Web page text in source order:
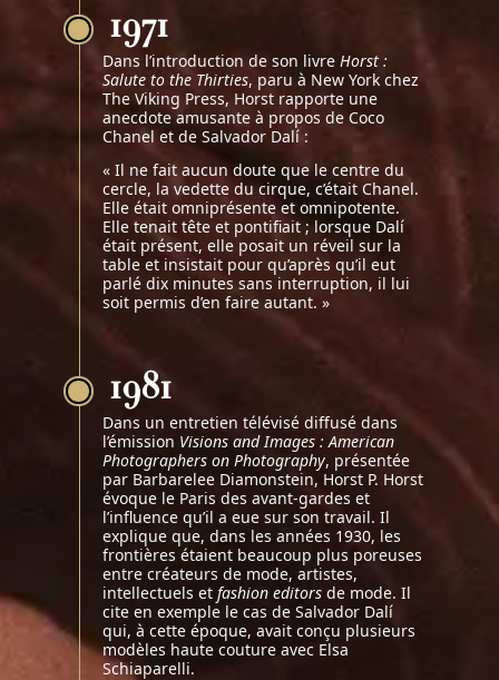
1971
Dans l’introduction de son livre Horst :
Salute to the Thirties, paru à New York chez
The Viking Press, Horst rapporte une
anecdote amusante à propos de Coco
Chanel et de Salvador Dalí :
« Il ne fait aucun doute que le centre du
cercle, la vedette du cirque, c’était Chanel.
Elle était omniprésente et omnipotente.
Elle tenait tête et pontifiait ; lorsque Dalí
était présent, elle posait un réveil sur la
table et insistait pour qu’après qu’il eut
parlé dix minutes sans interruption, il lui
soit permis d’en faire autant. »
1981
Dans un entretien télévisé diffusé dans
l’émission Visions and Images : American
Photographers on Photography, présentée
par Barbarelee Diamonstein, Horst P. Horst
évoque le Paris des avant-gardes et
l’influence qu’il a eue sur son travail. Il
explique que, dans les années 1930, les
frontières étaient beaucoup plus poreuses
entre créateurs de mode, artistes,
intellectuels et fashion editorsde mode. Il
cite en exemple le cas de Salvador Dalí
qui, à cette époque, avait conçu plusieurs
modèles haute couture avec Elsa
Schiaparelli.